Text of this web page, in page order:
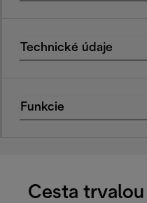
Technické údaje
Funkcie
Cesta